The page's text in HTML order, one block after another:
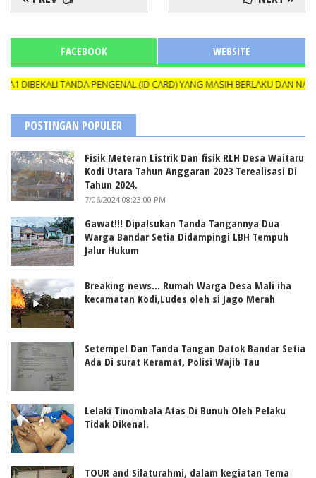
FACEBOOK WEBSITE
TANDA PENGENAL (ID CARD) YANG MASIH BERLAKU DAN
POSTINGAN POPULER
Fisik Meteran Listrik Dan fisik RLH Desa Waitaru
Kodi Utara Tahun Anggaran 2023 Terealisasi Di
Tahun 2024.
7/06/2024 08:23:00 PM
Gawat!!! Dipalsukan Tanda Tangannya Dua
Warga Bandar Setia Didampingi LBH Tempuh
Jalur Hukum
Breaking news... Rumah Warga Desa Mali iha
kecamatan Kodi,Ludes oleh si Jago Merah
Setempel Dan Tanda Tangan Datok Bandar Setia
Ada Di surat Keramat, Polisi Wajib Tau
Lelaki Tinombala Atas Di Bunuh Oleh Pelaku
Tidak Dikenal.
TOUR and Silaturahmi, dalam kegiatan Tema